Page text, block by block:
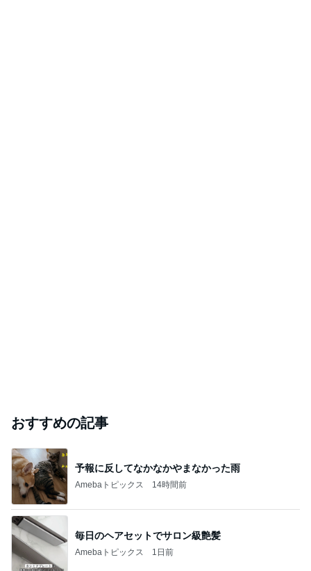
おすすめの記事
予報に反してなかなかやまなかった雨
Amebaトピックス 14時間前
毎日のヘアセットでサロン級艶髪
Amebaトピックス 1日前